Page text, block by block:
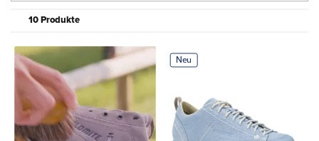
10 Produkte
Neu